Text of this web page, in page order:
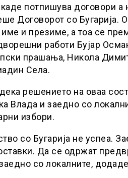
потпишува договори а
Договорот со Бугарија.
и презиме, а тоа се
работи Бујар
прашања, Никола
Села.
решението на оваа
Влада и заедно со
избори.
со Бугарија не успеа.
Да се одржат
со локалните,